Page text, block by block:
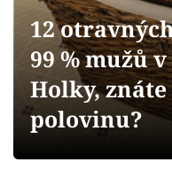
Přihlášení
Sledujte nás
12
99 % mužů
Holky,
polovinu?